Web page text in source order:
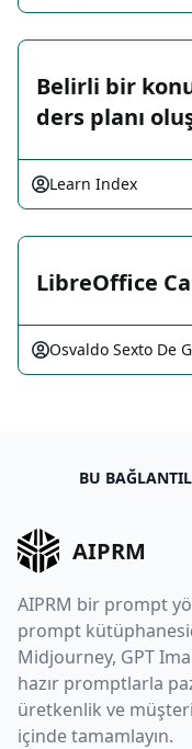
Belirli bir
ders planı
Learn Index
LibreOffice
Osvaldo Sexto De
BU
AIPRM
AIPRM bir prompt
prompt
Midjourney, GPT
hazır promptlarla
üretkenlik ve
içinde tamamlayın.